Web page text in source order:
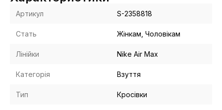
Артикул S-2358818
Стать Жінкам, Чоловікам
Лінійки Nike Air Max
Категорія Взуття
Тип Кросівки